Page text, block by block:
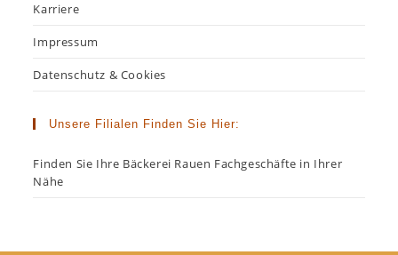
Karriere
Impressum
Datenschutz & Cookies
Unsere Filialen Finden Sie Hier:
Finden Sie Ihre Bäckerei Rauen Fachgeschäfte in Ihrer
Nähe